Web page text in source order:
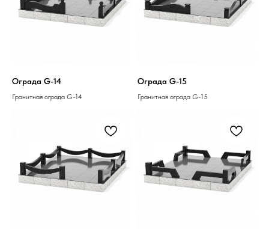
Ограда G-14
Гранитная ограда G-14
Ограда G-15
Гранитная ограда G-15